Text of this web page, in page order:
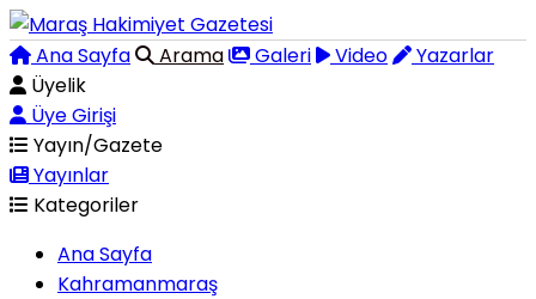
Ana Sayfa Arama Galeri Video
Yazarlar
Üyelik
Üye Girişi
Yayın/Gazete
Yayınlar
Kategoriler
Ana Sayfa
Kahramanmaraş